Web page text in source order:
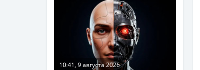
10:41, 9 августа 2026